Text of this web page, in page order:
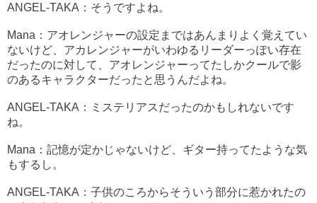
ANGEL-TAKA：そうですよね。
Mana：アオレンジャーの設定まではあんまりよく覚えてい
ないけど、アカレンジャーがいわゆるリーダーっぽい存在
だったのに対して、アオレンジャーってたしかクールで影
のあるキャラクターだったと思うんだよね。
ANGEL-TAKA：ミステリアスだったのかもしれないです
ね。
Mana：記憶が定かじゃないけど、ギター持ってたような気
もするし。
ANGEL-TAKA：子供のころからそういう部分に惹かれたの